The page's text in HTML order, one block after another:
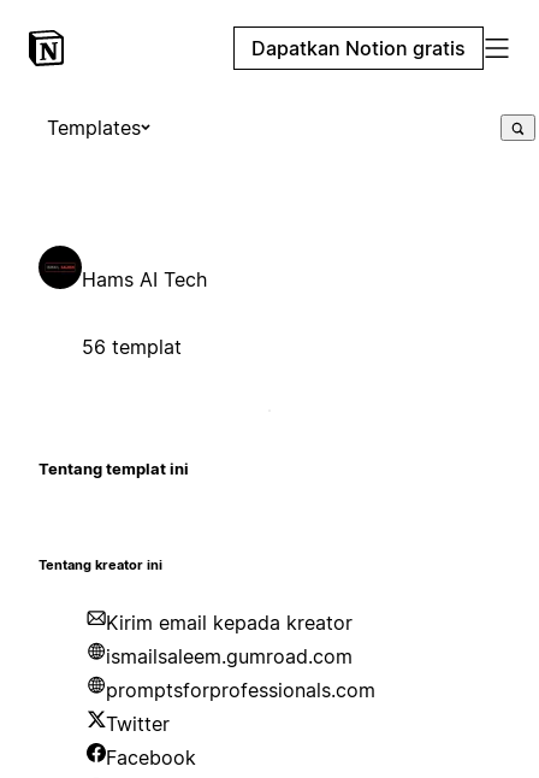
Dapatkan Notion gratis
Templates
Hams AI Tech
56 templat
Tentang templat ini
Tentang kreator ini
Kirim email kepada kreator
ismailsaleem.gumroad.com
promptsforprofessionals.com
Twitter
Facebook